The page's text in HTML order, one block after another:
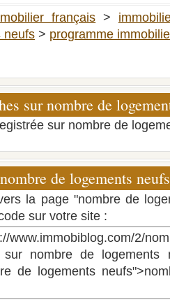
français >
neufs > programme
sur nombre de
sur nombre de
de logements
la page "nombre de
sur votre site :
2/
sur nombre de logements
de logements